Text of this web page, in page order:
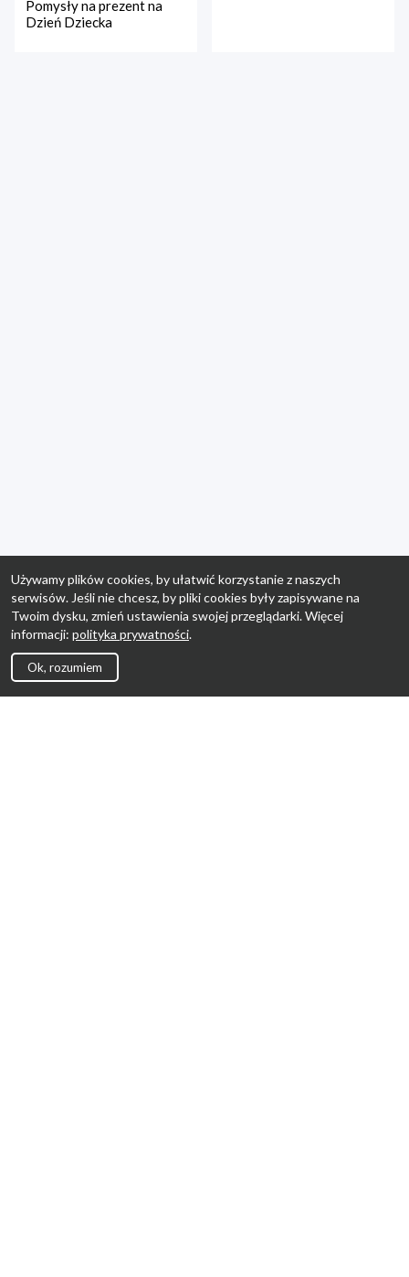
Pomysły na prezent na
Dzień Dziecka
Używamy plików cookies, by ułatwić korzystanie z naszych
serwisów. Jeśli nie chcesz, by pliki cookies były zapisywane na
Twoim dysku, zmień ustawienia swojej przeglądarki. Więcej
informacji: polityka prywatności.
Ok, rozumiem